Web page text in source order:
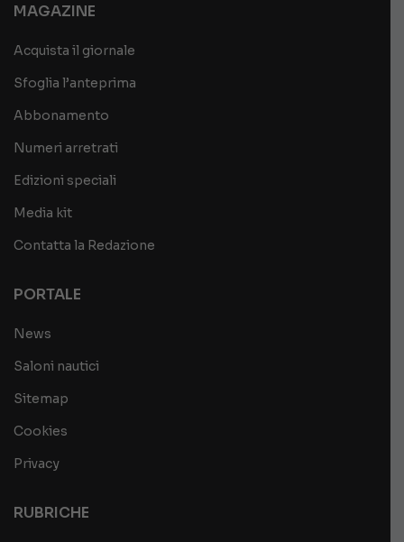
MAGAZINE
Acquista il giornale
Sfoglia l’anteprima
Abbonamento
Numeri arretrati
Edizioni speciali
Media kit
Contatta la Redazione
PORTALE
News
Saloni nautici
Sitemap
Cookies
Privacy
RUBRICHE